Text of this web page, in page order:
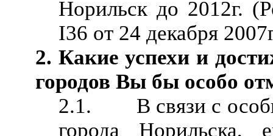
Норильск до 2012г.
I36 от 24 декабря
2. Какие успехи и
городов Вы бы особо
2.1. В связи с
города Норильска,